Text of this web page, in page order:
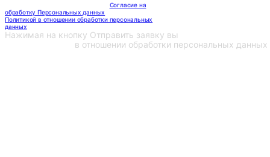
Согласие на
обработку Персональных данных
Политикой в отношении обработки персональных
данных
Нажимая на кнопку Отправить заявку вы
в отношении обработки персональных данных